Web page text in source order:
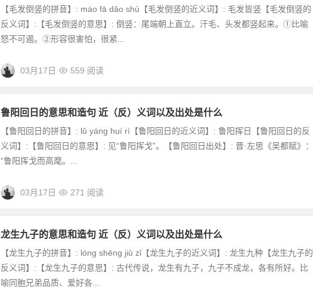
【毛发倒竖的拼音】: máo fā dǎo shù【毛发倒竖的近义词】: 毛发皆竖【毛发倒竖的
反义词】:【毛发倒竖的意思】: 倒竖：尾端朝上直立。汗毛、头发都竖起来。①比喻
怒不可遏。②形容很害怕，很紧...
03月17日 559 阅读
鲁阳回日的意思和造句 近（反）义词以及出处是什么
【鲁阳回日的拼音】: lǔ yáng huí rì【鲁阳回日的近义词】: 鲁阳挥日【鲁阳回日的反
义词】:【鲁阳回日的意思】: 见“鲁阳挥戈”。【鲁阳回日出处】: 晋·左思《吴都赋》：
“鲁阳挥戈而高麾。...
03月17日 271 阅读
龙生九子的意思和造句 近（反）义词以及出处是什么
【龙生九子的拼音】: lóng shēng jiǔ zǐ【龙生九子的近义词】: 龙生九种【龙生九子的
反义词】:【龙生九子的意思】: 古代传说，龙生有九子，九子不成龙，各有所好。比
喻同胞兄弟品质、爱好各...